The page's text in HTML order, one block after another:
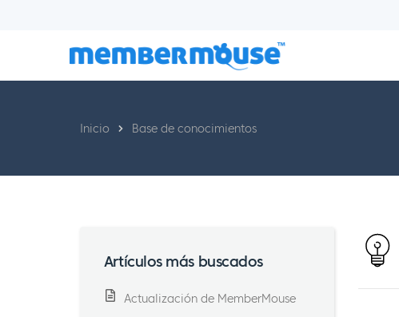
Inicio Base de conocimientos
Artículos más buscados
Actualización de MemberMouse